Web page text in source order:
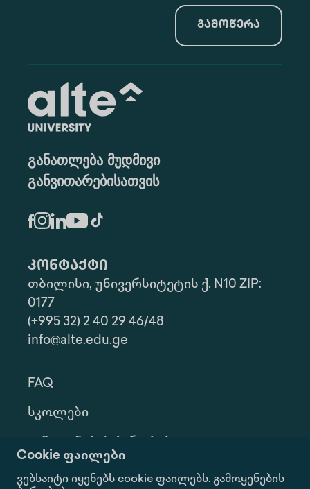
Cookie ფაილები
ვებსაიტი იყენებს cookie ფაილებს.გამოყენების
გამოწერა
განათლება მუდმივი
განვითარებისათვის
კონტაქტი
თბილისი, უნივერსიტეტის ქ. N10 ZIP:
0177
(+995 32) 2 40 29 46/48
info@alte.edu.ge
FAQ
Სკოლები
Კონფ. Პოლიტიკა